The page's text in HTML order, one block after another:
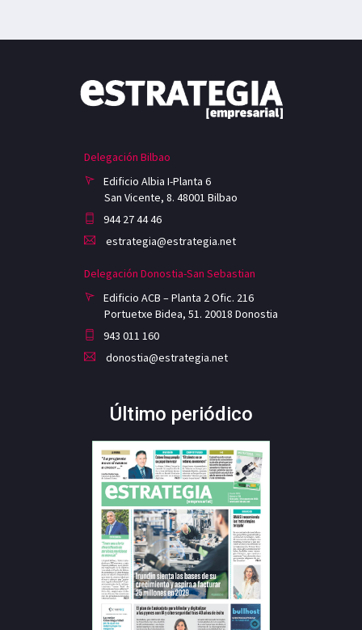
Delegación Bilbao
Edificio Albia I-Planta 6
San Vicente, 8. 48001 Bilbao
944 27 44 46
estrategia@estrategia.net
Delegación Donostia-San Sebastian
Edificio ACB – Planta 2 Ofic. 216
Portuetxe Bidea, 51. 20018 Donostia
943 011 160
donostia@estrategia.net
Último periódico